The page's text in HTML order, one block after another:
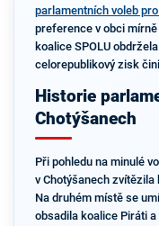
parlamentních voleb
preference v obci
koalice SPOLU
celorepublikový zisk
Historie
Chotýšanech
Při pohledu na minulé
v Chotýšanech zvítězila
Na druhém místě se
obsadila koalice Piráti